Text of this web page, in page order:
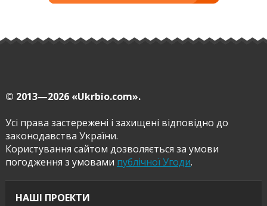
© 2013—2026 «Ukrbio.com».
Усі права застережені і захищені відповідно до
законодавства України.
Користування сайтом дозволяється за умови
погодження з умовами публічної Угоди.
НАШІ ПРОЕКТИ